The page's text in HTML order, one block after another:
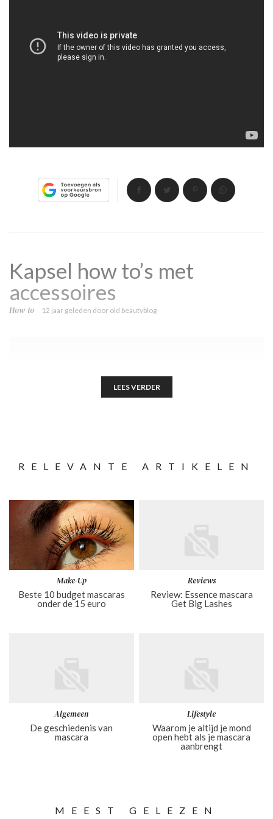
Kapsel how to’s met
accessoires
How-to 12 jaar geleden door old beautyblog
LEES VERDER
RELEVANTE ARTIKELEN
Make-Up
Beste 10 budget mascaras
onder de 15 euro
Reviews
Review: Essence mascara
Get Big Lashes
Algemeen
De geschiedenis van
mascara
Lifestyle
Waarom je altijd je mond
open hebt als je mascara
aanbrengt
MEEST GELEZEN